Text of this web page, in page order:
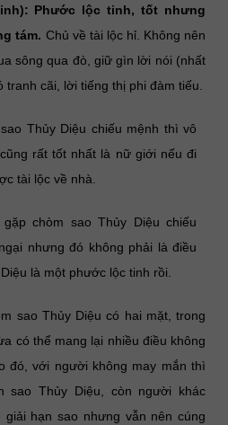
Phước lộc tinh, tốt nhưng
tám. Chủ về tài lộc hỉ. Không nên
sông qua đò, giữ gìn lời nói (nhất
cãi, lời tiếng thị phi đàm tiếu.
Thủy Diệu chiếu mệnh thì vô
rất tốt nhất là nữ giới nếu đi
tài lộc về nhà.
chòm sao Thủy Diệu chiếu
nhưng đó không phải là điều
là một phước lộc tinh rồi.
sao Thủy Diệu có hai mặt, trong
có thể mang lại nhiều điều không
đó, với người không may mắn thì
sao Thủy Diệu, còn người khác
giải hạn sao nhưng vẫn nên cúng